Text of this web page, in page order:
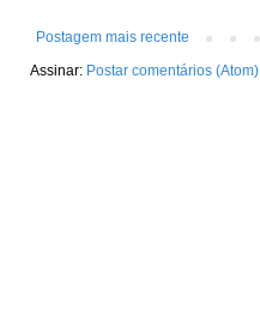
Postagem mais recente
Assinar: Postar comentários (Atom)